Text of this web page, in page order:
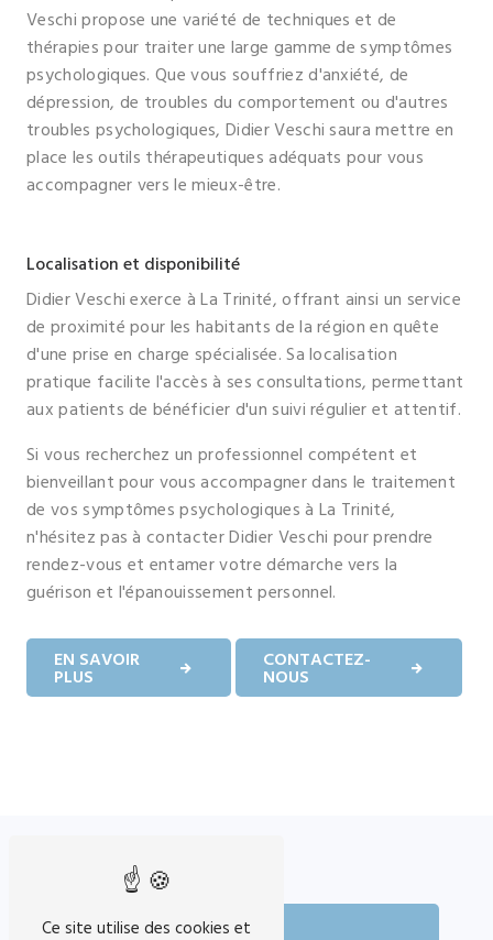
Veschi propose une variété de techniques et de
thérapies pour traiter une large gamme de symptômes
psychologiques. Que vous souffriez d'anxiété, de
dépression, de troubles du comportement ou d'autres
troubles psychologiques, Didier Veschi saura mettre en
place les outils thérapeutiques adéquats pour vous
accompagner vers le mieux-être.
Localisation et disponibilité
Didier Veschi exerce à La Trinité, offrant ainsi un service
de proximité pour les habitants de la région en quête
d'une prise en charge spécialisée. Sa localisation
pratique facilite l'accès à ses consultations, permettant
aux patients de bénéficier d'un suivi régulier et attentif.
Si vous recherchez un professionnel compétent et
bienveillant pour vous accompagner dans le traitement
de vos symptômes psychologiques à La Trinité,
n'hésitez pas à contacter Didier Veschi pour prendre
rendez-vous et entamer votre démarche vers la
guérison et l'épanouissement personnel.
EN SAVOIR
PLUS
CONTACTEZ-
NOUS
Ce site utilise des cookies et